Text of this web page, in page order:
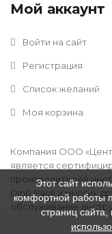
Мой аккаунт
Войти на сайт
Регистрация
Список желаний
Моя корзина
Компания ООО
является
производителей
Dino Paoli и многих
обслуживание
Этот сайт
комфортной работы
страниц сайта,